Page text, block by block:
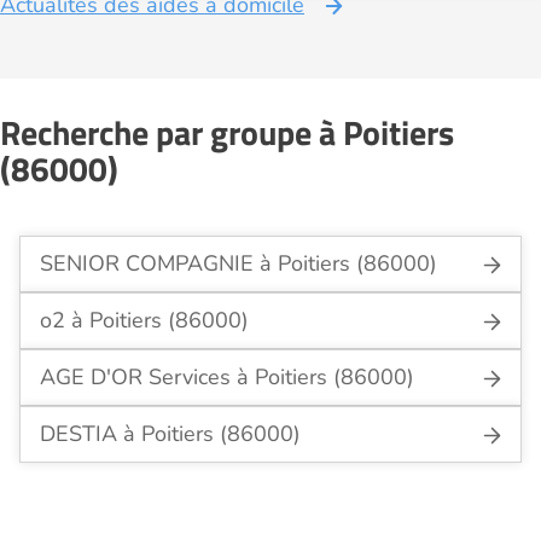
Recherche par groupe à Poitiers
(86000)
SENIOR COMPAGNIE à Poitiers (86000)
o2 à Poitiers (86000)
AGE D'OR Services à Poitiers (86000)
DESTIA à Poitiers (86000)